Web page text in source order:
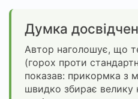
Думка
Автор наголошує, що
(горох проти
показав: прикормка з
швидко збирає велику